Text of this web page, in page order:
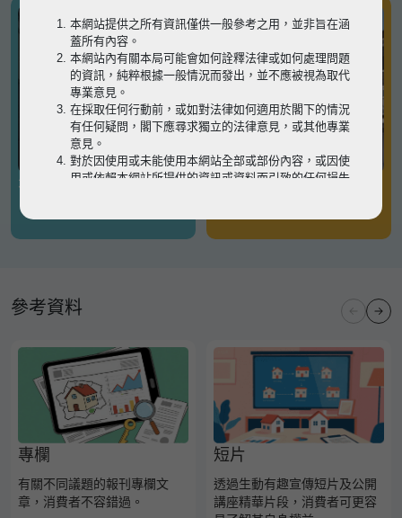
有關凶宅
參考資料
專欄
有關不同議題的報刊專欄文
章，消費者不容錯過。
短片
透過生動有趣宣傳短片及公開
講座精華片段，消費者可更容
本網站提供之所有資訊僅供一般參考之用，並非旨在涵
蓋所有內容。
本網站內有關本局可能會如何詮釋法律或如何處理問題
的資訊，純粹根據一般情況而發出，並不應被視為取代
專業意見。
在採取任何行動前，或如對法律如何適用於閣下的情況
有任何疑問，閣下應尋求獨立的法律意見，或其他專業
意見。
對於因使用或未能使用本網站全部或部份內容，或因使
用或依賴本網站所提供的資訊或資料而引致的任何損失
瀏覽以細閱本網站使用條款的完整版本。如有任